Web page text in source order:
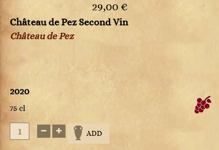
29,00 €
Château de Pez Second Vin
Château de Pez
2020
75 cl
ADD